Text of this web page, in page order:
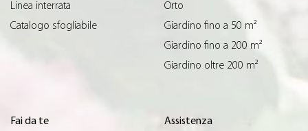
Linea interrata
Catalogo sfogliabile
Orto
Giardino fino a 50 m²
Giardino fino a 200 m²
Giardino oltre 200 m²
Fai da te
Assistenza